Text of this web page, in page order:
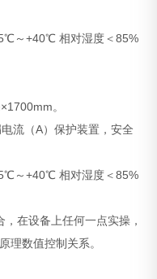
～+40℃ 相对湿度＜85%
。
流（A）保护装置，安全
～+40℃ 相对湿度＜85%
在设备上任何一点实操，
理数值控制关系。